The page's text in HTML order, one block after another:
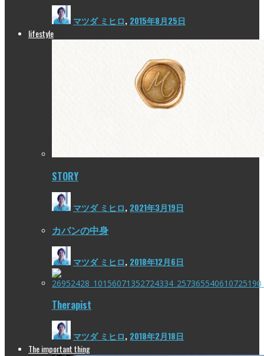
マツダ ミヒロ, 2015年8月25日
lifestyle
STORY
マツダ ミヒロ, 2021年3月19日
カバンの中身
マツダ ミヒロ, 2018年12月6日
Therapist
マツダ ミヒロ, 2018年2月18日
The important thing